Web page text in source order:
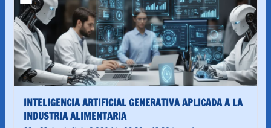
INTELIGENCIA ARTIFICIAL GENERATIVA APLICADA A LA
INDUSTRIA ALIMENTARIA